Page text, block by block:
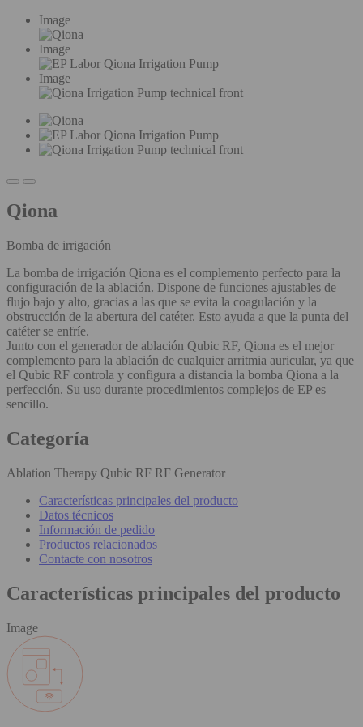
Image
Image
Image
Qiona
Bomba de irrigación
La bomba de irrigación Qiona es el complemento perfecto para la
configuración de la ablación. Dispone de funciones ajustables de
flujo bajo y alto, gracias a las que se evita la coagulación y la
obstrucción de la abertura del catéter. Esto ayuda a que la punta del
catéter se enfríe.
Junto con el generador de ablación Qubic RF, Qiona es el mejor
complemento para la ablación de cualquier arritmia auricular, ya que
el Qubic RF controla y configura a distancia la bomba Qiona a la
perfección. Su uso durante procedimientos complejos de EP es
sencillo.
Categoría
Ablation Therapy Qubic RF RF Generator
Características principales del producto
Datos técnicos
Información de pedido
Productos relacionados
Contacte con nosotros
Características principales del producto
Image